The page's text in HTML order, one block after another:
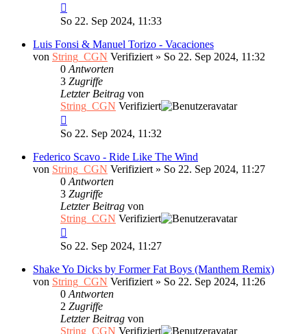
So 22. Sep 2024, 11:33
Luis Fonsi & Manuel Torizo - Vacaciones
von String_CGN Verifiziert » So 22. Sep 2024, 11:32
0 Antworten
3 Zugriffe
Letzter Beitrag von
String_CGN Verifiziert
So 22. Sep 2024, 11:32
Federico Scavo - Ride Like The Wind
von String_CGN Verifiziert » So 22. Sep 2024, 11:27
0 Antworten
3 Zugriffe
Letzter Beitrag von
String_CGN Verifiziert
So 22. Sep 2024, 11:27
Shake Yo Dicks by Former Fat Boys (Manthem Remix)
von String_CGN Verifiziert » So 22. Sep 2024, 11:26
0 Antworten
2 Zugriffe
Letzter Beitrag von
String_CGN Verifiziert